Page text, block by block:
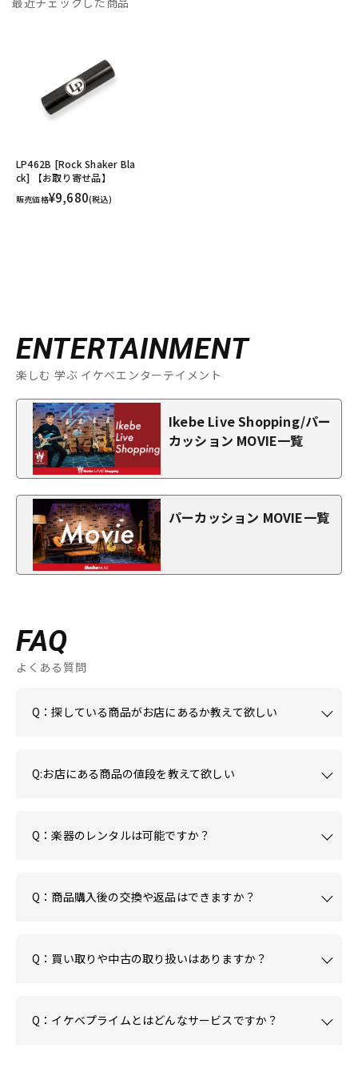
LP462B [Rock Shaker Bla
ck] 【お取り寄せ品】
販売価格¥9,680(税込)
ENTERTAINMENT
楽しむ 学ぶ イケベエンターテイメント
Ikebe Live Shopping/パー
カッション MOVIE一覧
パーカッション MOVIE一覧
FAQ
よくある質問
Q：探している商品がお店にあるか教えて欲しい
Q:お店にある商品の値段を教えて欲しい
Q：楽器のレンタルは可能ですか？
Q：商品購入後の交換や返品はできますか？
Q：買い取りや中古の取り扱いはありますか？
Q：イケベプライムとはどんなサービスですか？